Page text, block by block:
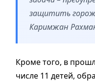
защитить
Каримжан
Кроме того, в
числе 11 детей,